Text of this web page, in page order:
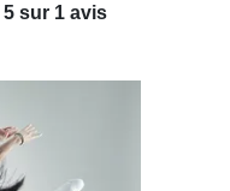
5 sur 1 avis